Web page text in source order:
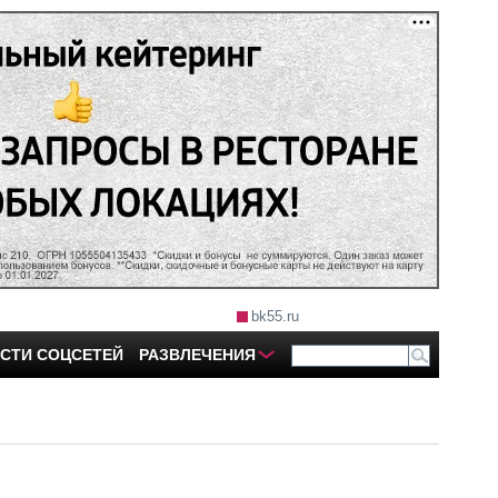
bk55.ru
СОЦСЕТЕЙ РАЗВЛЕЧЕНИЯ